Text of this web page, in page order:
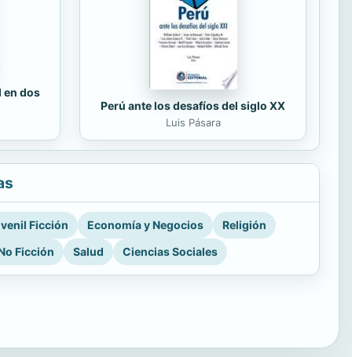
en dos
Perú ante los desafíos del siglo XX
Luis Pásara
Ficción Economía y Negocios
Religión
Ficción
Salud Ciencias Sociales